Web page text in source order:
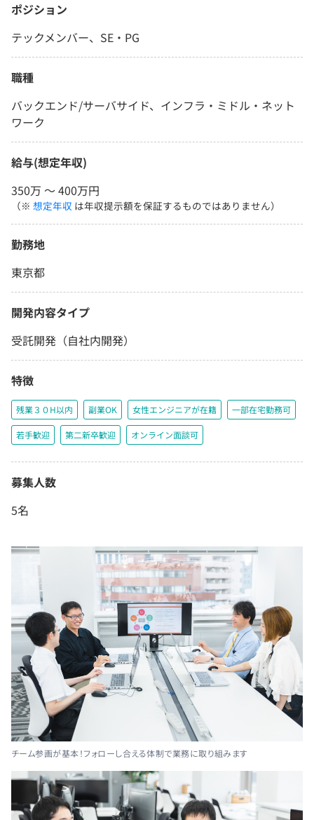
ポジション
テックメンバー、SE・PG
職種
バックエンド/サーバサイド、インフラ・ミドル・ネット
ワーク
給与(想定年収)
350万 〜 400万円
（※ 想定年収 は年収提示額を保証するものではありません）
勤務地
東京都
開発内容タイプ
受託開発（自社内開発）
特徴
残業３０H以内 副業OK 女性エンジニアが在籍 一部在宅勤務可
若手歓迎 第二新卒歓迎 オンライン面談可
募集人数
5名
チーム参画が基本！フォローし合える体制で業務に取り組みます